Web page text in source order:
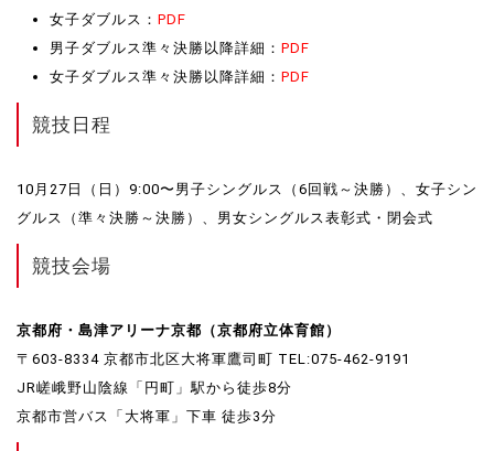
女子ダブルス： PDF
男子ダブルス準々決勝以降詳細： PDF
女子ダブルス準々決勝以降詳細： PDF
競技日程
10月27日（日）9:00〜男子シングルス（6回戦～決勝）、女子シン
グルス（準々決勝～決勝）、男女シングルス表彰式・閉会式
競技会場
京都府・島津アリーナ京都（京都府立体育館）
〒603-8334 京都市北区大将軍鷹司町 TEL:075-462-9191
JR嵯峨野山陰線「円町」駅から徒歩8分
京都市営バス「大将軍」下車 徒歩3分